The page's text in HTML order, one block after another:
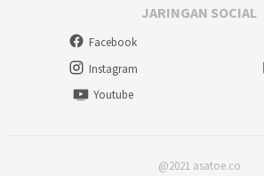
JARINGAN SOCIAL
Facebook
Instagram
Youtube
@2021 asatoe.co